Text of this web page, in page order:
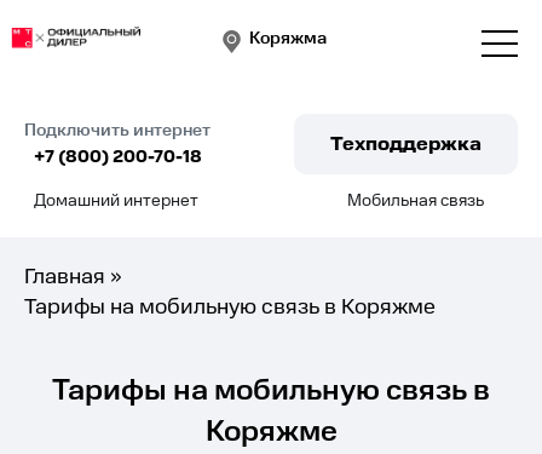
Коряжма
Подключить интернет
+7 (800) 200-70-18
Техподдержка
Домашний интернет Мобильная связь
Главная »
Тарифы на мобильную связь в Коряжме
Тарифы на мобильную связь в
Коряжме